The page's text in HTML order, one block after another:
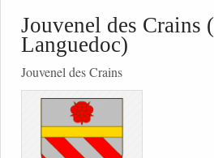
Jouvenel des Crains
Languedoc)
Jouvenel des Crains